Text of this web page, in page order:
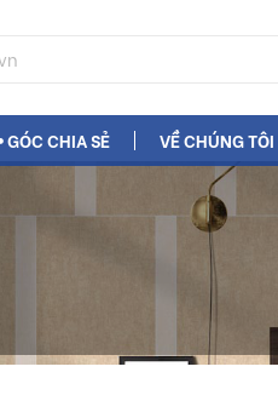
GÓC CHIA SẺ VỀ CHÚNG TÔI